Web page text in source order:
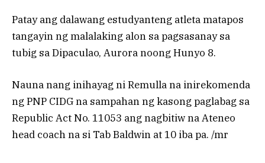
Patay ang dalawang estudyanteng atleta matapos
tangayin ng malalaking alon sa pagsasanay sa
tubig sa Dipaculao, Aurora noong Hunyo 8.
Nauna nang inihayag ni Remulla na inirekomenda
ng PNP CIDG na sampahan ng kasong paglabag sa
Republic Act No. 11053 ang nagbitiw na Ateneo
head coach na si Tab Baldwin at 10 iba pa. /mr